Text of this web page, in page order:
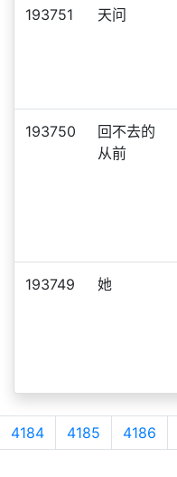
193751 天问
193750
回不去的
从前
193749 她
4184 4185 4186